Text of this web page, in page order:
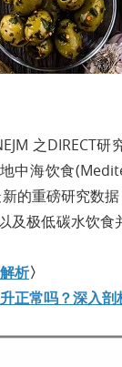
之DIRECT
中海饮食
的重磅研究数
极低碳水饮
析〉
正常吗？深入剖